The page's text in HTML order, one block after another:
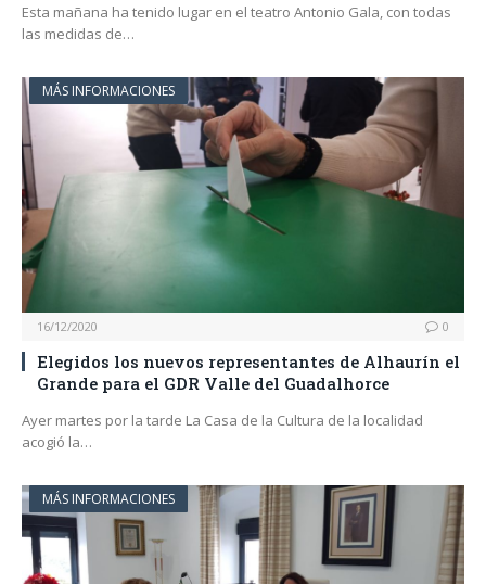
Esta mañana ha tenido lugar en el teatro Antonio Gala, con todas
las medidas de…
MÁS INFORMACIONES
16/12/2020 0
Elegidos los nuevos representantes de Alhaurín el
Grande para el GDR Valle del Guadalhorce
Ayer martes por la tarde La Casa de la Cultura de la localidad
acogió la…
MÁS INFORMACIONES